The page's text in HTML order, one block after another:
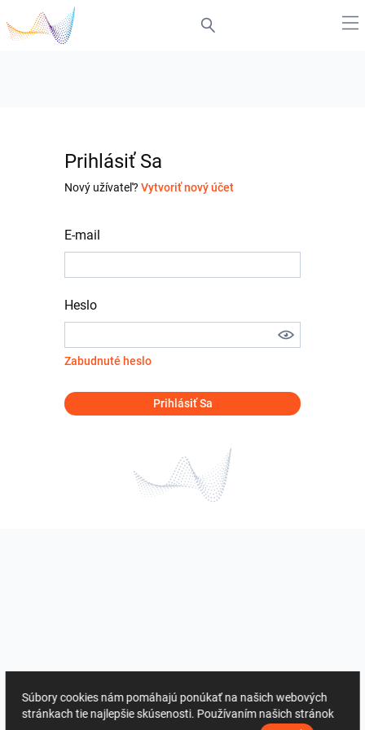
Prihlásiť Sa
Nový užívateľ? Vytvoriť nový účet
E-mail
Heslo
Zabudnuté heslo
Prihlásiť Sa
Súbory cookies nám pomáhajú ponúkať na našich webových
stránkach tie najlepšie skúsenosti. Používaním našich stránok